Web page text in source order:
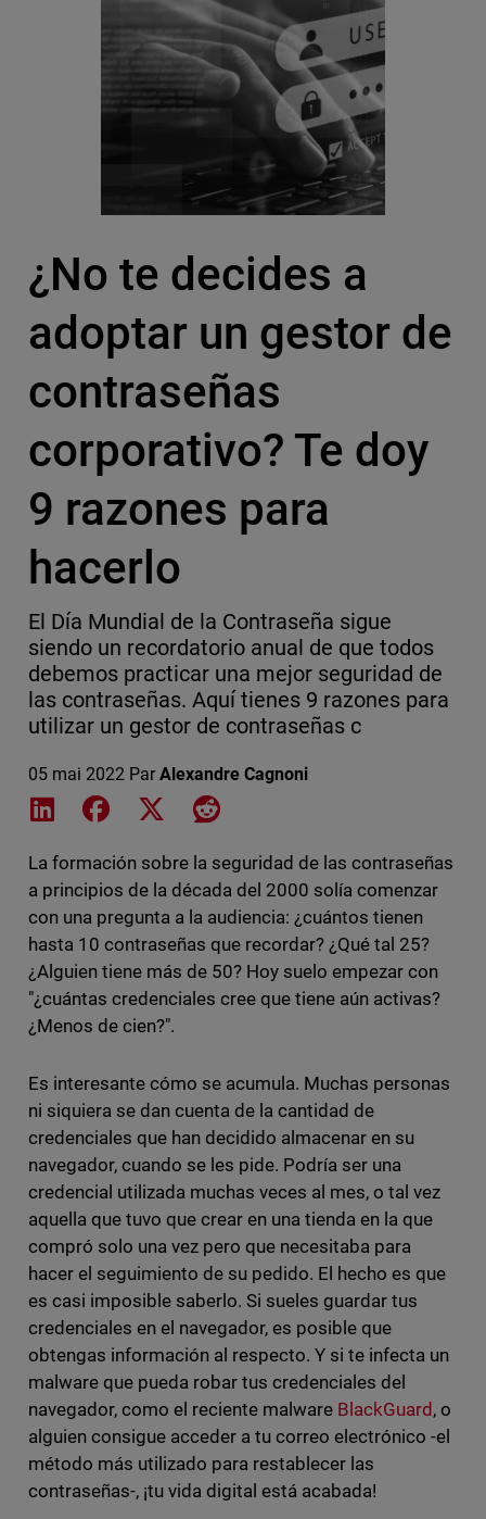
¿No te decides a
adoptar un gestor de
contraseñas
corporativo? Te doy
9 razones para
hacerlo
El Día Mundial de la Contraseña sigue
siendo un recordatorio anual de que todos
debemos practicar una mejor seguridad de
las contraseñas. Aquí tienes 9 razones para
utilizar un gestor de contraseñas c
05 mai 2022 Par Alexandre Cagnoni
Share on LinkedIn
Share on Facebook
Share on XShare on Reddit
La formación sobre la seguridad de las contraseñas
a principios de la década del 2000 solía comenzar
con una pregunta a la audiencia: ¿cuántos tienen
hasta 10 contraseñas que recordar? ¿Qué tal 25?
¿Alguien tiene más de 50? Hoy suelo empezar con
"¿cuántas credenciales cree que tiene aún activas?
¿Menos de cien?".
Es interesante cómo se acumula. Muchas personas
ni siquiera se dan cuenta de la cantidad de
credenciales que han decidido almacenar en su
navegador, cuando se les pide. Podría ser una
credencial utilizada muchas veces al mes, o tal vez
aquella que tuvo que crear en una tienda en la que
compró solo una vez pero que necesitaba para
hacer el seguimiento de su pedido. El hecho es que
es casi imposible saberlo. Si sueles guardar tus
credenciales en el navegador, es posible que
obtengas información al respecto. Y si te infecta un
malware que pueda robar tus credenciales del
navegador, como el reciente malware BlackGuard , o
alguien consigue acceder a tu correo electrónico -el
método más utilizado para restablecer las
contraseñas-, ¡tu vida digital está acabada!